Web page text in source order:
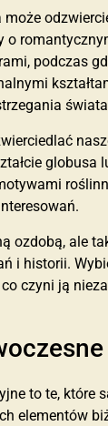
może
o
podczas
ozdobą, ale
i historii.
co czyni ją
to te,
elementów